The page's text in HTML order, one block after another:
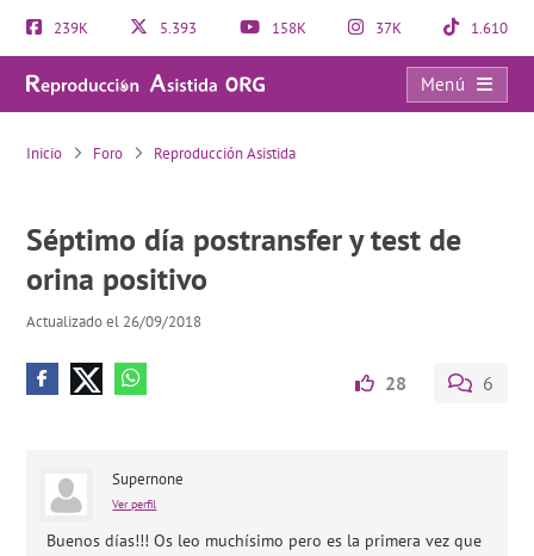
239K 5.393 158K 37K 1.610
Menú
Séptimo día postransfer y test de orina positivo
Inicio Foro Reproducción Asistida
Séptimo día postransfer y test de
orina positivo
Actualizado el 26/09/2018
28 6
Supernone
Ver perfil
Buenos días!!! Os leo muchísimo pero es la primera vez que